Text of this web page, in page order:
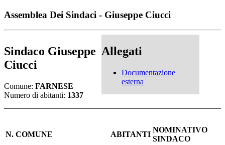
Assemblea Dei Sindaci - Giuseppe Ciucci
Sindaco Giuseppe
Ciucci
Comune: FARNESE
Numero di abitanti: 1337
Allegati
Documentazione
esterna
N. COMUNE ABITANTI
NOMINATIVO
SINDACO